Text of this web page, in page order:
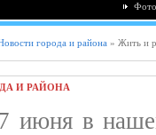
города и района » Жить и
И РАЙОНА
в